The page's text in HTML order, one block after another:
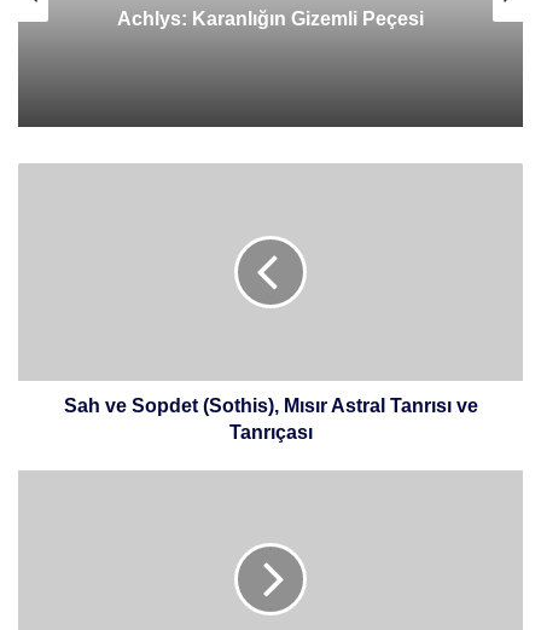
Achlys: Karanlığın Gizemli Peçesi
Tanrıçası
Sah ve Sopdet (Sothis), Mısır Astral Tanrısı ve
Tanrıçası